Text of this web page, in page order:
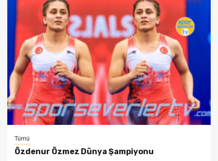
Tümü
Özdenur Özmez Dünya Şampiyonu